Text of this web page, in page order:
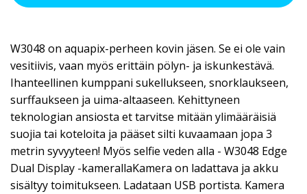
W3048 on aquapix-perheen kovin jäsen. Se ei ole vain
vesitiivis, vaan myös erittäin pölyn- ja iskunkestävä.
Ihanteellinen kumppani sukellukseen, snorklaukseen,
surffaukseen ja uima-altaaseen. Kehittyneen
teknologian ansiosta et tarvitse mitään ylimääräisiä
suojia tai koteloita ja pääset silti kuvaamaan jopa 3
metrin syvyyteen! Myös selfie veden alla - W3048 Edge
Dual Display -kamerallaKamera on ladattava ja akku
sisältyy toimitukseen. Ladataan USB portista. Kamera